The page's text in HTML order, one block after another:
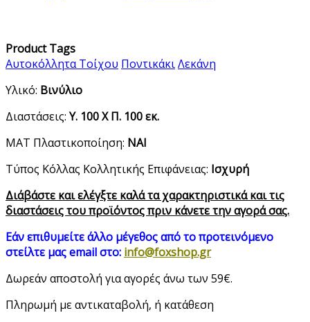
Product Tags
Αυτοκόλλητα Τοίχου ΠοντικάκιΛεκάνη
Υλικό: Βινύλιο
Διαστάσεις: Υ. 100 Χ Π. 100 εκ.
ΜΑΤ Πλαστικοποίηση: ΝΑΙ
Τύπος Κόλλας Κολλητικής Επιφάνειας: Ισχυρή
Διάβάστε και ελέγξτε καλά τα χαρακτηριστικά και τις
διαστάσεις του προϊόντος πριν κάνετε την αγορά σας.
Εάν επιθυμείτε άλλο μέγεθος από τo προτεινόμενo
στείλτε μας email στο: info@foxshop.gr
Δωρεάν αποστολή για αγορές άνω των 59€.
Πληρωμή με αντικαταβολή, ή κατάθεση